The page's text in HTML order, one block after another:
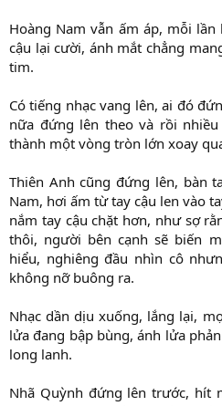
Hoàng Nam vẫn ấm áp, mỗi
cậu lại cười, ánh mắt chẳng
tim.
Có tiếng nhạc vang lên, ai đó
nữa đứng lên theo và rồi
thành một vòng tròn lớn xoay
Thiên Anh cũng đứng lên, bàn
Nam, hơi ấm từ tay cậu len vào
nắm tay cậu chặt hơn, như sợ
thôi, người bên cạnh sẽ biến
hiểu, nghiêng đầu nhìn cô
không nỡ buông ra.
Nhạc dần dịu xuống, lắng lại,
lửa đang bập bùng, ánh lửa
long lanh.
Nhã Quỳnh đứng lên trước, hít